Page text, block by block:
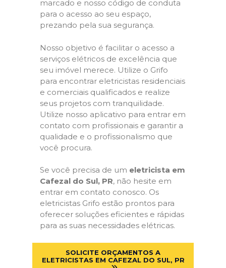
marcado e nosso código de conduta
para o acesso ao seu espaço,
prezando pela sua segurança.
Nosso objetivo é facilitar o acesso a
serviços elétricos de excelência que
seu imóvel merece. Utilize o Grifo
para encontrar eletricistas residenciais
e comerciais qualificados e realize
seus projetos com tranquilidade.
Utilize nosso aplicativo para entrar em
contato com profissionais e garantir a
qualidade e o profissionalismo que
você procura.
Se você precisa de um eletricista em
Cafezal do Sul, PR, não hesite em
entrar em contato conosco. Os
eletricistas Grifo estão prontos para
oferecer soluções eficientes e rápidas
para as suas necessidades elétricas.
SOLICITE ORÇAMENTOS A
ELETRICISTAS EM CAFEZAL DO SUL, PR